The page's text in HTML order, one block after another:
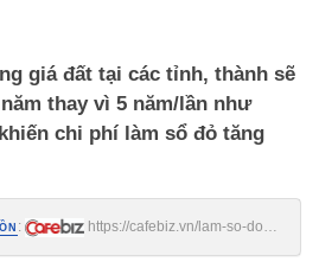
giá đất tại các tỉnh, thành sẽ
thay vì 5 năm/lần như
chi phí làm sổ đỏ tăng
:
https://cafebiz.vn/lam-so-do-